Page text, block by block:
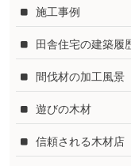
施工事例
田舎住宅の建築履
間伐材の加工風景
遊びの木材
信頼される木材店